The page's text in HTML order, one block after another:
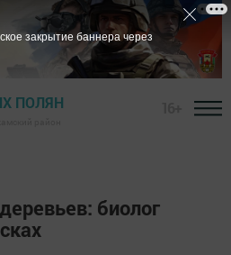
ПОЛЯН
биолог
закрытие баннера через